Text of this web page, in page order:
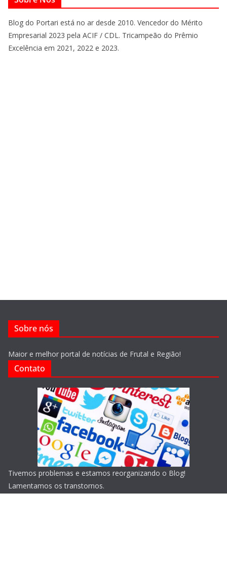
Blog do Portari está no ar desde 2010. Vencedor do Mérito
Empresarial 2023 pela ACIF / CDL. Tricampeão do Prêmio
Excelência em 2021, 2022 e 2023.
Sobre nós
Maior e melhor portal de notícias de Frutal e Região!
Contato
Tivemos problemas e estamos reorganizando o Blog!
Lamentamos os transtornos.